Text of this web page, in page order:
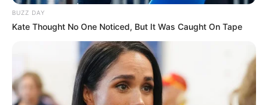
10 Desain Kanopi Tempat
Tidur, Serasa Beristirahat di
BUZZ DAY
Kate Thought No One Noticed, But It Was Caught On Tape